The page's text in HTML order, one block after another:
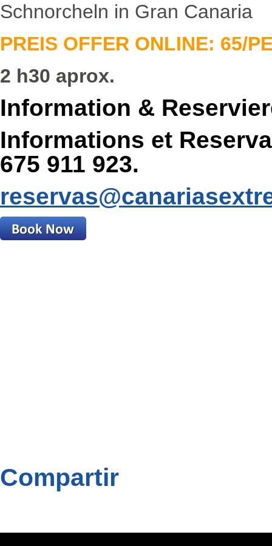
Schnorcheln in Gran Canaria
PREIS OFFER ONLINE: 65/
2 h30 aprox.
Information &
Informations et
675 911 923.
Compartir